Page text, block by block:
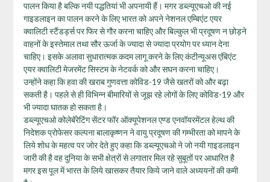
पालन किया है बल्कि नयी पद्धतियां भी अपनायी हैं। मगर डब्ल्यूएचओ की नई
गाइडलाइन का पालन करने के लिए भारत को अपने नेशनल एम्बिएंट एयर
क्वालिटी स्टैंडर्ड्स पर फिर से गौर करना चाहिए और बिल्कुल भी प्रदूषण न छोड़ने
वाहनों के इस्तेमाल तथा सौर ऊर्जा के ज्यादा से ज्यादा प्रयोग पर ध्यान देना
चाहिए। इसके अलावा सुधारात्मक कदम लागू करने के लिए कंटीन्यूअस एंबिएंट
एयर क्वालिटी मेजरमेंट सिस्टम के नेटवर्क को और सघन करना चाहिए।
उन्होंने कहा कि हवा की खराब गुणवत्ता कोविड-19 जैसे खतरों को और बढ़ा
सकती है। पहले से ही विभिन्न बीमारियों से जूझ रहे लोगों के लिए कोविड-19 और
भी ज्यादा घातक हो सकता है।
डब्‍ल्‍यूएचओ कोलेबॅरेटिंग सेंटर फॉर ऑक्‍यूपेशनल एण्‍ड एनवॉयरमेंटल हेल्‍थ की
निदेशक प्रोफेसर कल्पना बालाकृष्णन ने वायु प्रदूषण की गम्‍भीरता को मापने के
लिये शोध के महत्‍व पर जोर देते हुए कहा कि डब्‍ल्‍यूएचओ ने जो नयी गाइडलाइन
जारी की है वह दुनिया के सभी क्षेत्रों से लगातार मिल रहे सुबूतों पर आधारित है
मगर इस पूल में भारत के लिये खासकर तैयार किये जाने वाले अध्‍ययनों की कमी